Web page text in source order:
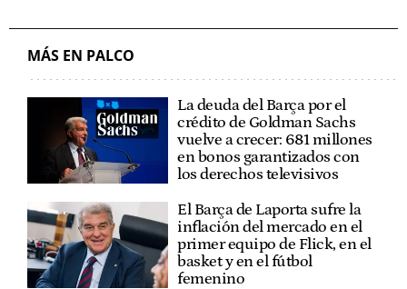
MÁS EN PALCO
La deuda del Barça por el
crédito de Goldman Sachs
vuelve a crecer: 681 millones
en bonos garantizados con
los derechos televisivos
El Barça de Laporta sufre la
inflación del mercado en el
primer equipo de Flick, en el
basket y en el fútbol
femenino